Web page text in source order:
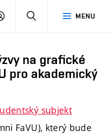
MENU
PŘIHLÁSIT
na grafické
pro akademický
subjekt
FaVU), který bude